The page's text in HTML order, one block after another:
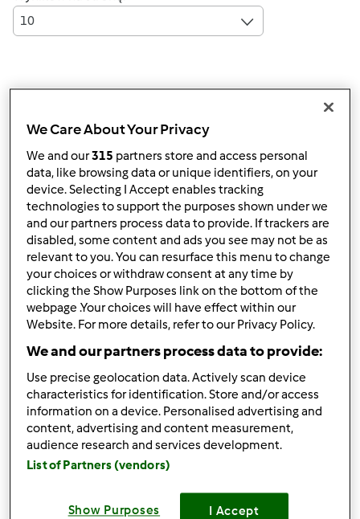
10
Ostatni wpis
Szybka odpowiedź
mikrusik1234 Dołączył : 07.08.2024
śr., 08/07/2024 - 14:24
#1
STRACH SIĘ BAĆ !!!!! JA MAM DOPIERO OD STYCZNIA 24 R.
Zalogujlub zarejestruj sięaby dodawać
komentarze
GusGus Dołączył : 11.08.2016
We Care About Your Privacy
We and our315 partners store and access personal
data, like browsing data or unique identifiers, on your
device. Selecting I Accept enables tracking
technologies to support the purposes shown under we
and our partners process data to provide. If trackers are
disabled, some content and ads you see may not be as
relevant to you. You can resurface this menu to change
your choices or withdraw consent at any time by
clicking the Show Purposes link on the bottom of the
webpage .Your choices will have effect within our
Website. For more details, refer to our Privacy Policy.
We and our partners process data to provide:
Use precise geolocation data. Actively scan device
characteristics for identification. Store and/or access
information on a device. Personalised advertising and
content, advertising and content measurement,
audience research and services development.
List of Partners (vendors)
Show Purposes I Accept